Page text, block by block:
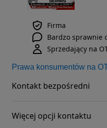
Firma
Bardzo sprawnie
Sprzedający na
Prawa konsumentów na
Kontakt bezpośredni
Więcej opcji kontaktu